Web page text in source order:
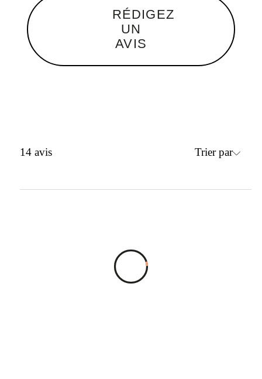
RÉDIGEZ
UN
AVIS
14 avis Trier par